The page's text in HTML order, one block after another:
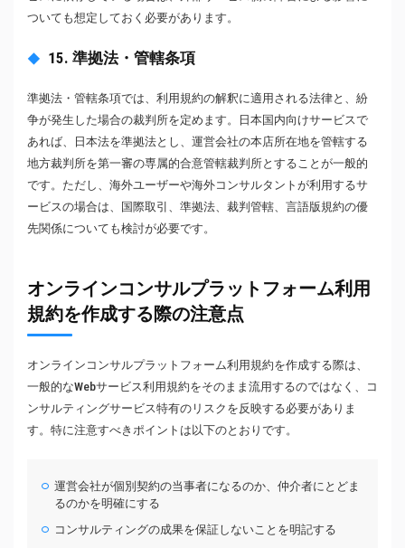
ついても想定しておく必要があります。
15. 準拠法・管轄条項
準拠法・管轄条項では、利用規約の解釈に適用される法律と、紛
争が発生した場合の裁判所を定めます。日本国内向けサービスで
あれば、日本法を準拠法とし、運営会社の本店所在地を管轄する
地方裁判所を第一審の専属的合意管轄裁判所とすることが一般的
です。ただし、海外ユーザーや海外コンサルタントが利用するサ
ービスの場合は、国際取引、準拠法、裁判管轄、言語版規約の優
先関係についても検討が必要です。
オンラインコンサルプラットフォーム利用
規約を作成する際の注意点
オンラインコンサルプラットフォーム利用規約を作成する際は、
一般的なWebサービス利用規約をそのまま流用するのではなく、コ
ンサルティングサービス特有のリスクを反映する必要がありま
す。特に注意すべきポイントは以下のとおりです。
運営会社が個別契約の当事者になるのか、仲介者にとどま
るのかを明確にする
コンサルティングの成果を保証しないことを明記する